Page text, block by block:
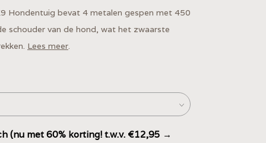
Hondentuig bevat 4 metalen gespen met 450
schouder van de hond, wat het zwaarste
Lees meer.
(nu met 60% korting! t.w.v. €12,95 →